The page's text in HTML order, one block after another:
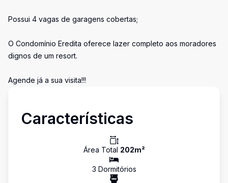
Possui 4 vagas de garagens cobertas;
O Condomínio Eredita oferece lazer completo aos moradores
dignos de um resort.
Agende já a sua visita!!!
Características
Área Total 202m²
3 Dormitórios